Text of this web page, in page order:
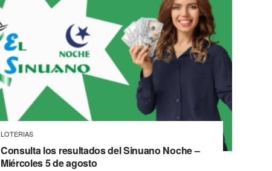
LOTERIAS
Consulta los resultados del Sinuano Noche –
Miércoles 5 de agosto